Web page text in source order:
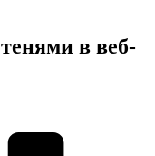
в веб-